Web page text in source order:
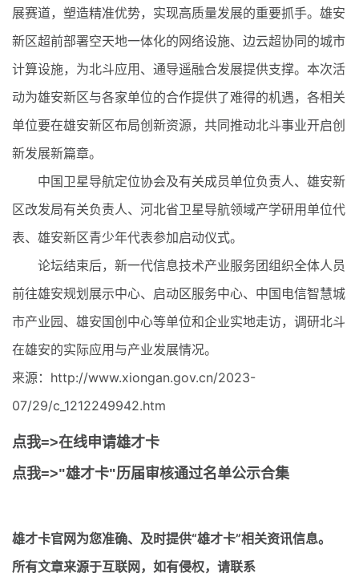
展赛道，塑造精准优势，实现高质量发展的重要抓手。雄安
新区超前部署空天地一体化的网络设施、边云超协同的城市
计算设施，为北斗应用、通导遥融合发展提供支撑。本次活
动为雄安新区与各家单位的合作提供了难得的机遇，各相关
单位要在雄安新区布局创新资源，共同推动北斗事业开启创
新发展新篇章。
中国卫星导航定位协会及有关成员单位负责人、雄安新
区改发局有关负责人、河北省卫星导航领域产学研用单位代
表、雄安新区青少年代表参加启动仪式。
论坛结束后，新一代信息技术产业服务团组织全体人员
前往雄安规划展示中心、启动区服务中心、中国电信智慧城
市产业园、雄安国创中心等单位和企业实地走访，调研北斗
在雄安的实际应用与产业发展情况。
来源：http://www.xiongan.gov.cn/2023-
07/29/c_1212249942.htm
点我=>在线申请雄才卡
点我=>"雄才卡"历届审核通过名单公示合集
雄才卡官网为您准确、及时提供“雄才卡”相关资讯信息。
所有文章来源于互联网，如有侵权，请联系